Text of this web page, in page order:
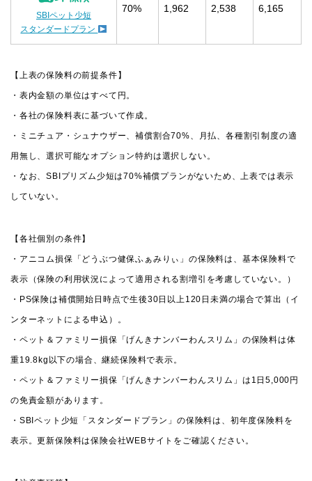
SBIペット少短
スタンダードプラン
70% 1,962 2,538 6,165
【上表の保険料の前提条件】
・表内金額の単位はすべて円。
・各社の保険料表に基づいて作成。
・ミニチュア・シュナウザー、補償割合70%、月払、各種割引制度の適
用無し、選択可能なオプション特約は選択しない。
・なお、SBIプリズム少短は70%補償プランがないため、上表では表示
していない。
【各社個別の条件】
・アニコム損保「どうぶつ健保ふぁみりぃ」の保険料は、基本保険料で
表示（保険の利用状況によって適用される割増引を考慮していない。）
・PS保険は補償開始日時点で生後30日以上120日未満の場合で算出（イ
ンターネットによる申込）。
・ペット＆ファミリー損保「げんきナンバーわんスリム」の保険料は体
重19.8kg以下の場合、継続保険料で表示。
・ペット＆ファミリー損保「げんきナンバーわんスリム」は1日5,000円
の免責金額があります。
・SBIペット少短「スタンダードプラン」の保険料は、初年度保険料を
表示。更新保険料は保険会社WEBサイトをご確認ください。